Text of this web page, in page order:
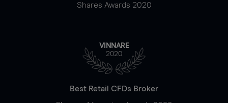
Shares Awards 2020
VINNARE
2020
Best Retail CFDs Broker